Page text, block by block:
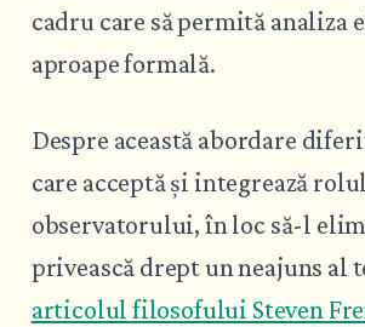
cadru care să permită analiza
aproape formală.
Despre această abordare
care acceptă și integrează rolul
observatorului, în loc să-l
privească drept un neajuns al
articolul filosofului Steven